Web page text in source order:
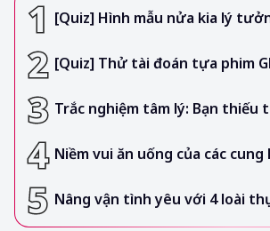
[Quiz] Hình mẫu nửa kia lý
[Quiz] Thử tài đoán tựa phim
Trắc nghiệm tâm lý: Bạn thiếu
Niềm vui ăn uống của các cung
Nâng vận tình yêu với 4 loài